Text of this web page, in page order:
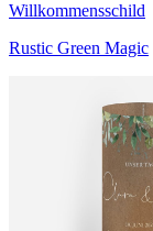
Willkommensschild
Rustic Green Magic